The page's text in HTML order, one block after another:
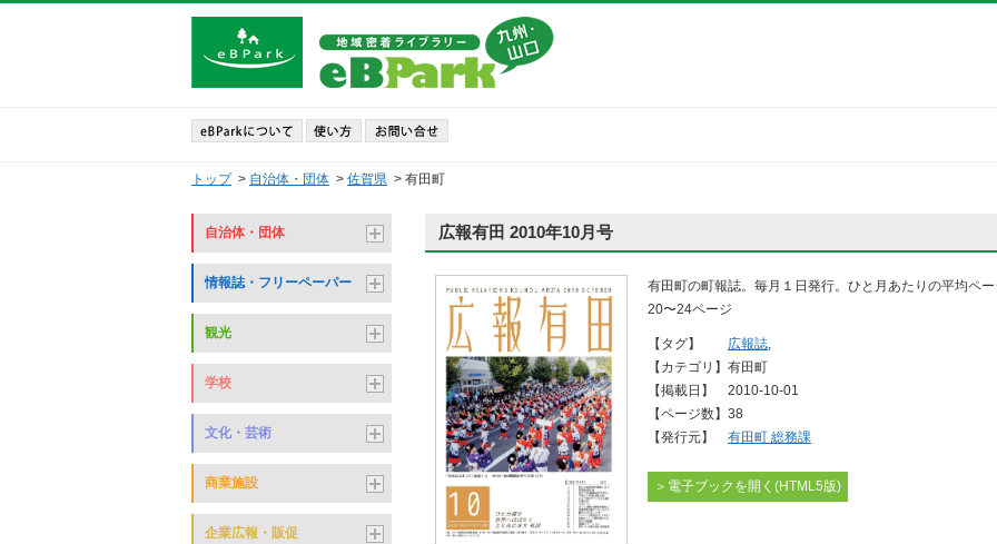
トップ> 自治体・団体 > 佐賀県 > 有田町
自治体・団体
情報誌・フリーペーパー
観光
学校
文化・芸術
商業施設
企業広報・販促
広報有田 2010年10月号
有田町の町報誌。毎月１日発行。ひと月あたりの平均ペ
20〜24ページ
【タグ】 広報誌,
【カテゴリ】 有田町
【掲載日】
2010-10-01
【ページ数】 38
【発行元】
有田町 総務課
＞電子ブックを開く(HTML5版)